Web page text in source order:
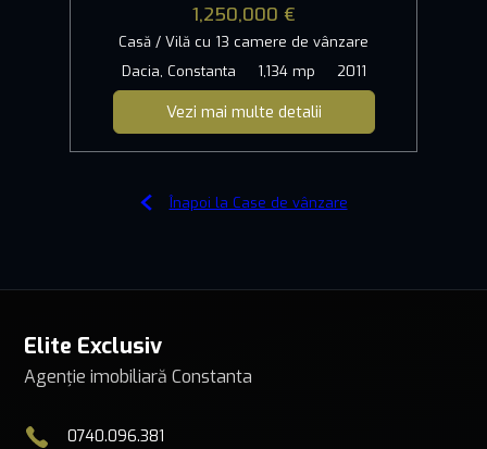
1,250,000 €
Casă / Vilă cu 13 camere de vânzare
Dacia, Constanta
1,134 mp 2011
Vezi mai multe detalii
Înapoi la Case de vânzare
Elite Exclusiv
Agenție imobiliară Constanta
0740.096.381